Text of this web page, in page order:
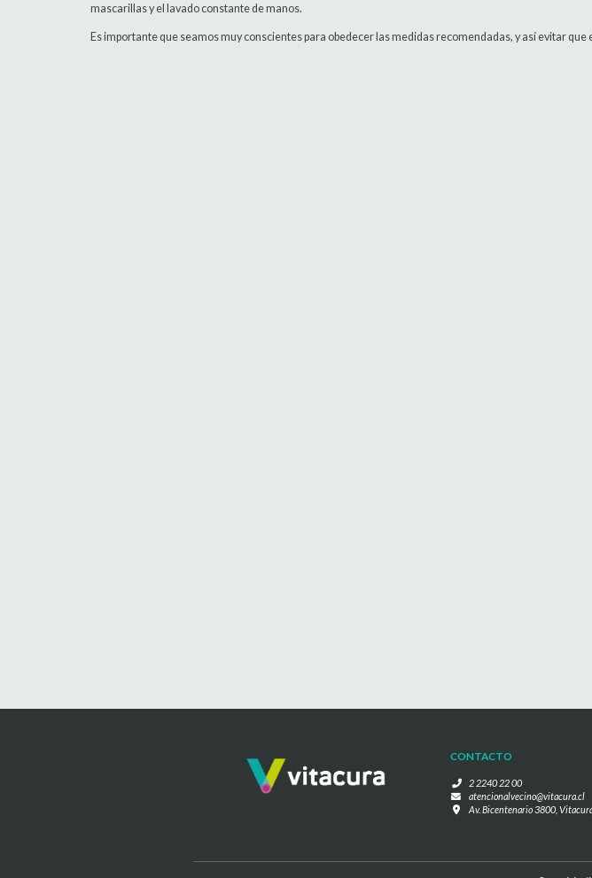
mascarillas y el lavado constante de manos.
Es importante que seamos muy conscientes para obedecer las medidas recomendadas, y así evitar que
CONTACTO
2 2240 22 00
atencionalvecino@vitacura.cl
Av. Bicentenario 3800,